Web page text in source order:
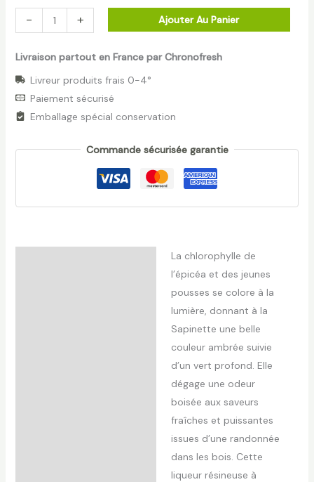
- + Ajouter Au Panier
Livraison partout en France par Chronofresh
Livreur produits frais 0-4°
Paiement sécurisé
Emballage spécial conservation
Commande sécurisée garantie
La chlorophylle de
l’épicéa et des jeunes
pousses se colore à la
lumière, donnant à la
Sapinette une belle
couleur ambrée suivie
d’un vert profond. Elle
dégage une odeur
boisée aux saveurs
fraîches et puissantes
issues d’une randonnée
dans les bois. Cette
liqueur résineuse à